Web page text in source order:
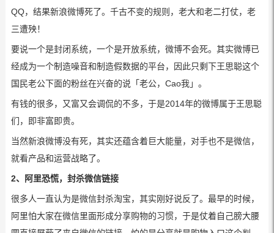
QQ，结果新浪微博死了。千古不变的规则，老大和老二打仗，老
三遭殃！
要说一个是封闭系统，一个是开放系统，微博不会死。其实微博已
经成为一个制造噪音和制造假数据的平台，因此只剩下王思聪这个
国民老公下面的粉丝在兴奋的说「老公，Cao我」。
有钱的很多，又富又会调侃的不多，于是2014年的微博属于王思聪
们，即非富即贵。
当然新浪微博没有死，其实还蕴含着巨大能量，对手也不是微信，
就看产品和运营战略了。
2、阿里恐慌，封杀微信链接
很多人一直认为是微信封杀淘宝，其实刚好说反了。最早的时候，
阿里怕大家在微信里面形成分享购物的习惯，于是仗着自己膀大腰